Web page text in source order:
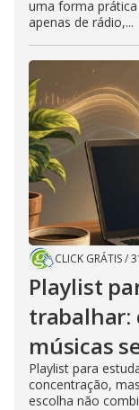
uma forma
apenas de rádio,...
CLICK GRÁTIS/
Playlist
trabalhar:
músicas
Playlist para
concentração,
escolha não